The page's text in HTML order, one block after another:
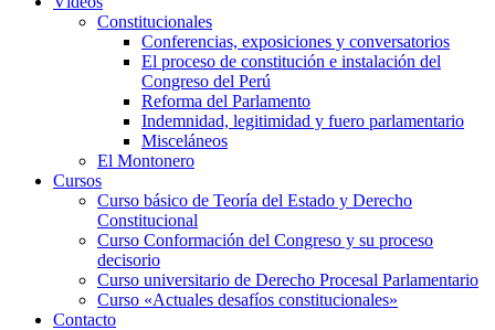
Constitucionales
Conferencias, exposiciones y conversatorios
El proceso de constitución e instalación del
Congreso del Perú
Reforma del Parlamento
Indemnidad, legitimidad y fuero parlamentario
Misceláneos
El Montonero
Cursos
Curso básico de Teoría del Estado y Derecho
Constitucional
Curso Conformación del Congreso y su proceso
decisorio
Curso universitario de Derecho Procesal Parlamentario
Curso «Actuales desafíos constitucionales»
Contacto